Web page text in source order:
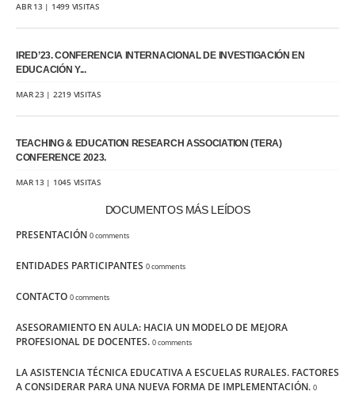
ABR 13 | 1499 VISITAS
IRED’23. CONFERENCIA INTERNACIONAL DE INVESTIGACIÓN EN
EDUCACIÓN Y...
MAR 23 | 2219 VISITAS
TEACHING & EDUCATION RESEARCH ASSOCIATION (TERA)
CONFERENCE 2023.
MAR 13 | 1045 VISITAS
DOCUMENTOS MÁS LEÍDOS
PRESENTACIÓN 0 comments
ENTIDADES PARTICIPANTES 0 comments
CONTACTO 0 comments
ASESORAMIENTO EN AULA: HACIA UN MODELO DE MEJORA
PROFESIONAL DE DOCENTES. 0 comments
LA ASISTENCIA TÉCNICA EDUCATIVA A ESCUELAS RURALES. FACTORES
A CONSIDERAR PARA UNA NUEVA FORMA DE IMPLEMENTACIÓN. 0